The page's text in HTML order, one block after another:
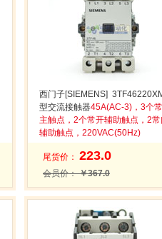
西门子[SIEMENS]
型交流接触器45A(AC-3)，3个
主触点，2个常开辅助触点，2
辅助触点，220VAC(50Hz)
尾货价： 223.0
会员价：￥367.0